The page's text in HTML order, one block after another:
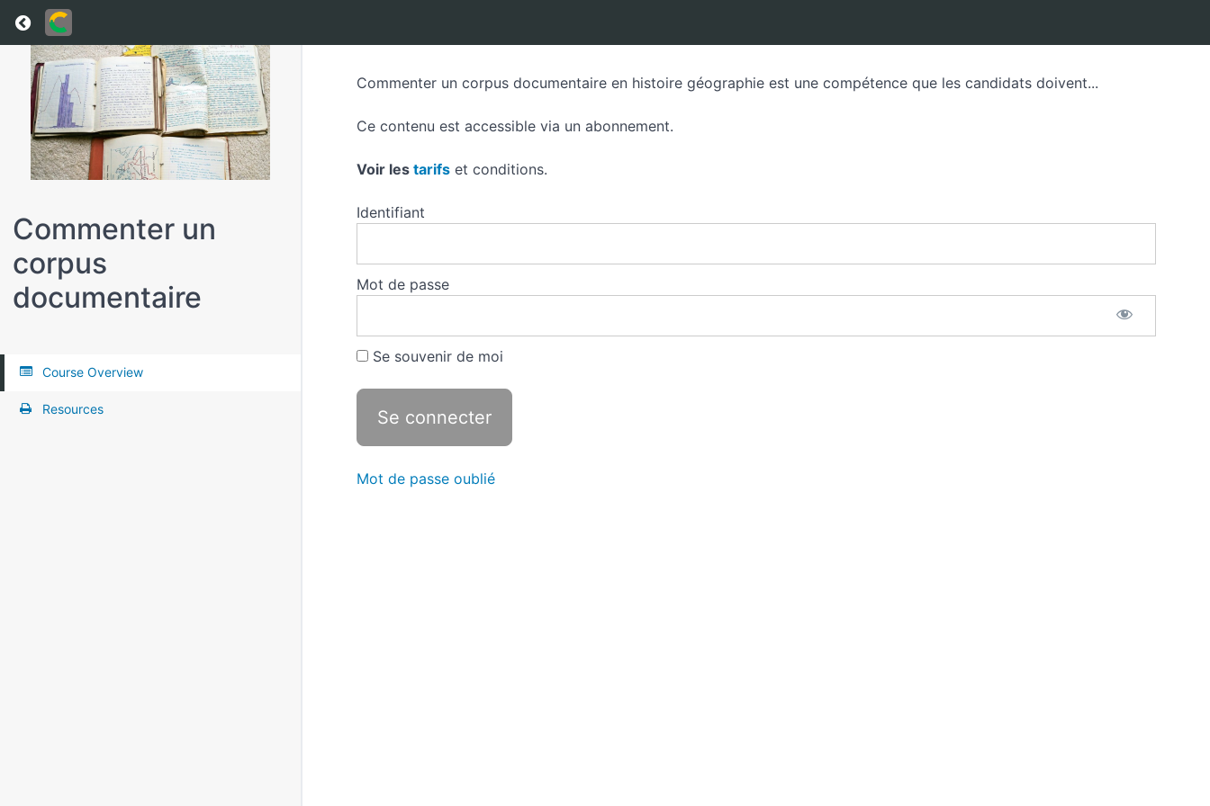
Return to all courses
Commenter un
corpus
documentaire
Course Overview
Resources
Commenter un corpus documentaire en histoire géographie est une compétence que les candidats doivent...
Ce contenu est accessible via un abonnement.
Voir les tarifs et conditions.
Identifiant
Mot de passe
Se souvenir de moi
Mot de passe oublié